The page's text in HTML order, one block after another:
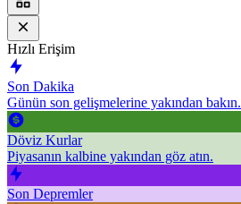
Hızlı Erişim
Son Dakika
Günün son gelişmelerine yakından bakın.
Döviz Kurlar
Piyasanın kalbine yakından göz atın.
Son Depremler